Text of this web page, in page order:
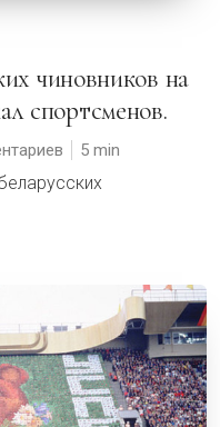
спортсменов.
5